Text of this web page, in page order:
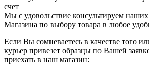
счет
Мы с удовольствие консультируем
Магазина по выбору товара в любое
Если Вы сомневаетесь в качестве того
курьер привезет образцы по Вашей
приехать в наш магазин: